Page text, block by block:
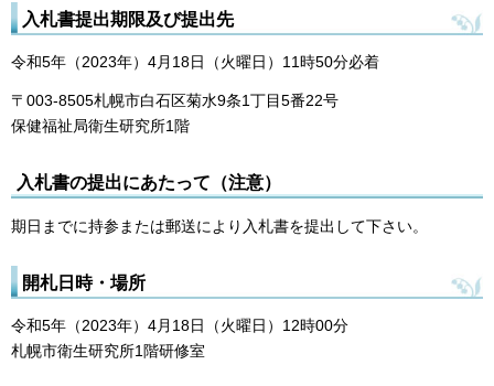
入札書提出期限及び提出先
令和5年（2023年）4月18日（火曜日）11時50分必着
〒003-8505札幌市白石区菊水9条1丁目5番22号
保健福祉局衛生研究所1階
入札書の提出にあたって（注意）
期日までに持参または郵送により入札書を提出して下さい。
開札日時・場所
令和5年（2023年）4月18日（火曜日）12時00分
札幌市衛生研究所1階研修室